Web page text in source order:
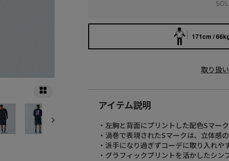
171cm /
取り扱
アイテム説明
・左胸と背面にプリントした配色Sマー
・渦巻で表現されたSマークは、立体感
・派手になり過ぎずコーデに取り入れや
・グラフィックプリントを活かしたシン